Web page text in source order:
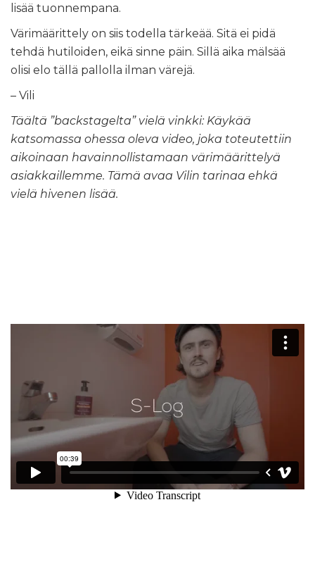
lisää tuonnempana.
Värimäärittely on siis todella tärkeää. Sitä ei pidä
tehdä hutiloiden, eikä sinne päin. Sillä aika mälsää
olisi elo tällä pallolla ilman värejä.
– Vili
Täältä ”backstagelta” vielä vinkki: Käykää
katsomassa ohessa oleva video, joka toteutettiin
aikoinaan havainnollistamaan värimäärittelyä
asiakkaillemme. Tämä avaa Vilin tarinaa ehkä
vielä hivenen lisää.